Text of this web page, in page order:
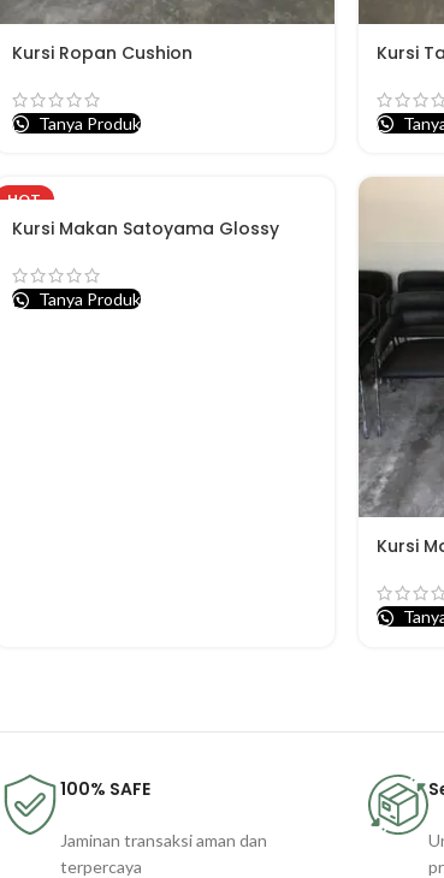
Kursi Ropan Cushion
Tanya Produk
Kursi
HOT
Kursi Makan Satoyama Glossy
Tanya Produk
Kursi
100% SAFE
Jaminan transaksi aman dan
terpercaya